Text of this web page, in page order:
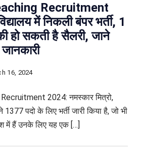
Recruitment
में निकली बंपर भर्ती, 1
हो सकती है सैलरी, जाने
16, 2024
2024: नमस्कार मित्रो,
1377 पदो के लिए भर्ती जारी किया है, जो भी
में हैं उनके लिए यह एक […]